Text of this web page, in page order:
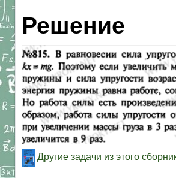
Решение
Другие задачи из этого